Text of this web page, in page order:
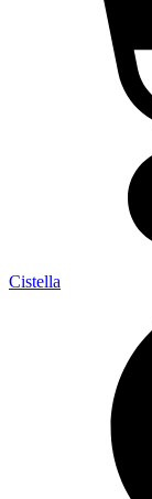
Cistella